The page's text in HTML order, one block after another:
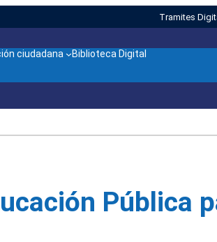
Tramites
ciudadana
Biblioteca Digital
Pública